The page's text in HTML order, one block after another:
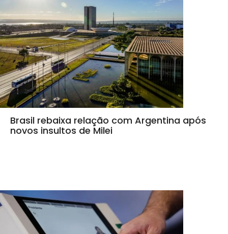
Brasil rebaixa relação com Argentina após
novos insultos de Milei